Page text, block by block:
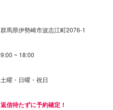
群馬県伊勢崎市波志江町2076-1
9:00 ~ 18:00
土曜・日曜・祝日
返信待たずに予約確定！